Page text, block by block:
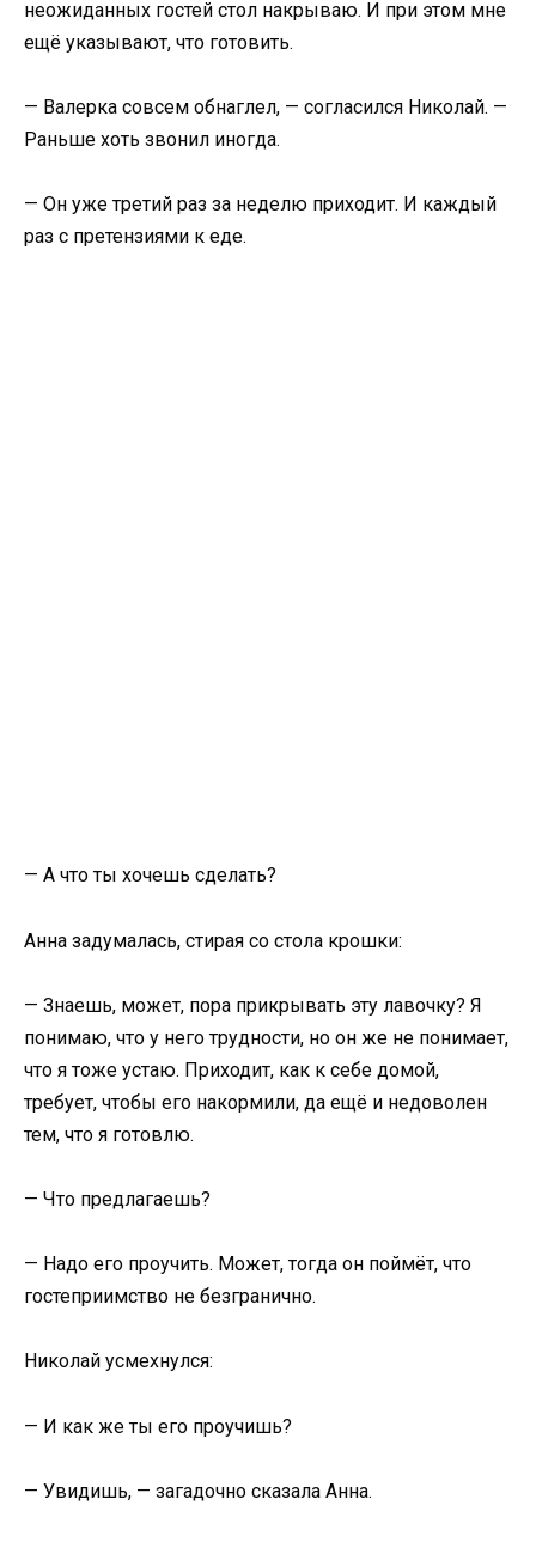
неожиданных гостей стол накрываю. И при этом мне
ещё указывают, что готовить.
— Валерка совсем обнаглел, — согласился Николай. —
Раньше хоть звонил иногда.
— Он уже третий раз за неделю приходит. И каждый
раз с претензиями к еде.
— А что ты хочешь сделать?
Анна задумалась, стирая со стола крошки:
— Знаешь, может, пора прикрывать эту лавочку? Я
понимаю, что у него трудности, но он же не понимает,
что я тоже устаю. Приходит, как к себе домой,
требует, чтобы его накормили, да ещё и недоволен
тем, что я готовлю.
— Что предлагаешь?
— Надо его проучить. Может, тогда он поймёт, что
гостеприимство не безгранично.
Николай усмехнулся:
— И как же ты его проучишь?
— Увидишь, — загадочно сказала Анна.